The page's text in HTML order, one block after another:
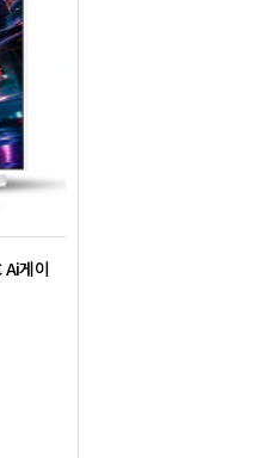
Ai게이